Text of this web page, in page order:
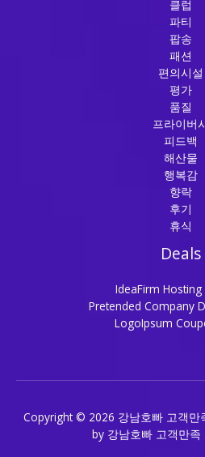
클럽
파티
팝송
패션
편의시설
평가
품질
프라이버
피드백
해산물
행복감
향락
후기
휴식
Deals
IdeaFirm
Pretended Company
LogoIpsum
Copyright © 2026 강남호빠 고객
by 강남호빠 고객만족